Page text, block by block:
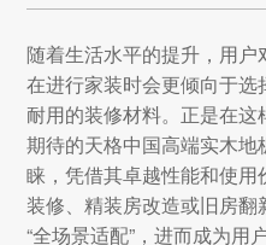
随着生活水平的提升，用户
在进行家装时会更倾向于
耐用的装修材料。正是在
期待的天格中国高端实木
睐，凭借其卓越性能和使
装修、精装房改造或旧房
“全场景适配”，进而成为用